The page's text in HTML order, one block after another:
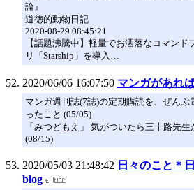
論』
道徳的動物日記
2020-08-29 08:45:21
【話題沸騰中】軽量でお洒落なコマンド
リ「Starship」を導入…
2020/06/06 16:07:50 マンガがあれ
マンガ週刊誌(7誌)の定期購読を、ぜん
ったこと (05/05)
「みつどもえ」 気がついたら三十路先
(08/15)
2020/05/03 21:48:42 日々のこと＊
blog